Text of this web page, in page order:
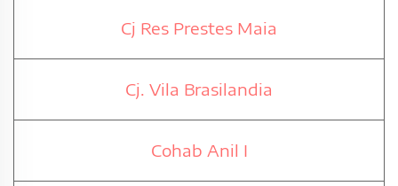
Cj Res Prestes Maia
Cj. Vila Brasilandia
Cohab Anil I